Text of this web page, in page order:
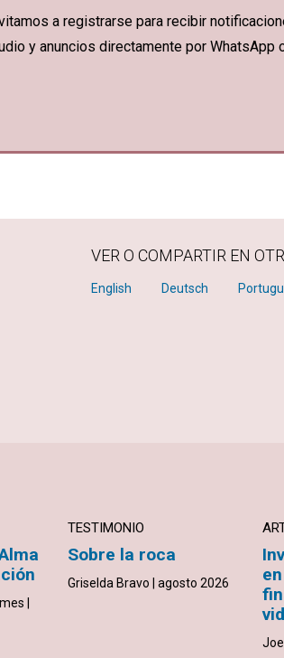
a registrarse para recibir
y anuncios directamente por WhatsApp
VER O COMPARTIR EN
English Deutsch
|
TESTIMONIO
Sobre la roca
Griselda Bravo | agosto 2026